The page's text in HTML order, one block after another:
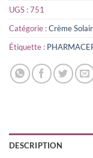
UGS :751
Catégorie :Crème
Étiquette :
DESCRIPTION